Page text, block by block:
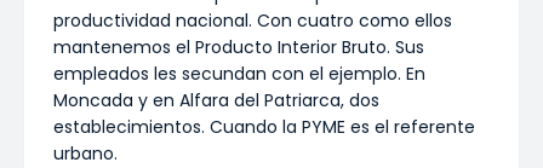
productividad nacional. Con cuatro como ellos
mantenemos el Producto Interior Bruto. Sus
empleados les secundan con el ejemplo. En
Moncada y en Alfara del Patriarca, dos
establecimientos. Cuando la PYME es el referente
urbano.